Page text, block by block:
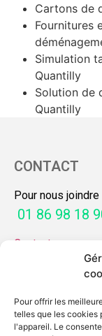
Pour offrir les
telles que les cookies
l'appareil. Le
Cartons de
Fournitures
Simulation
Quantilly
Solution de
Quantilly
CONTACT
Pour nous joindre
01 86 98 18
Contactez-nous
Mon guide
Demande de